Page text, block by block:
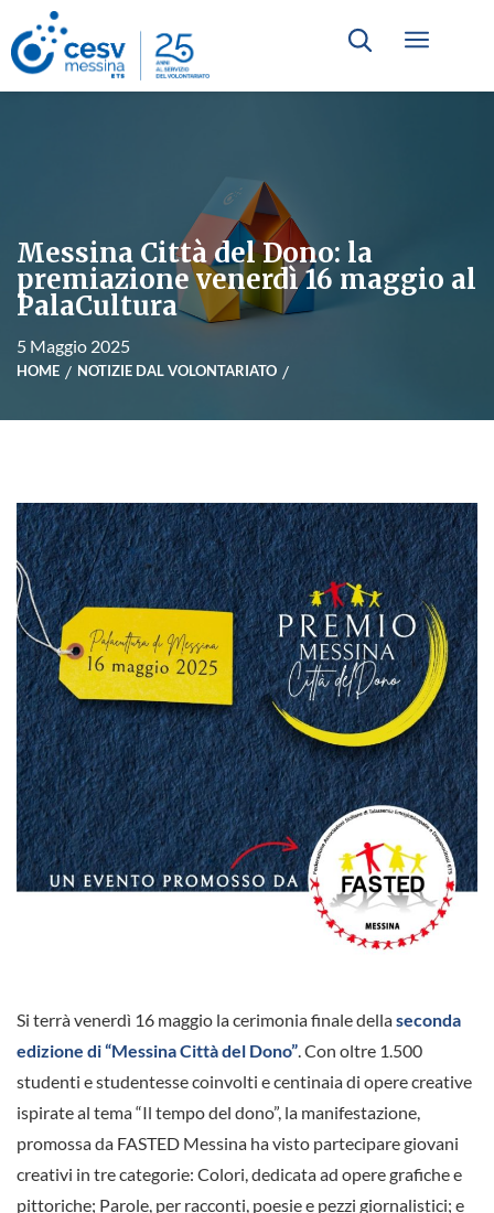
Messina Città del Dono: la
premiazione venerdì 16 maggio al
PalaCultura
5 Maggio 2025
HOME NOTIZIE DAL VOLONTARIATO
Si terrà venerdì 16 maggio la cerimonia finale dellaseconda
edizione di “Messina Città del Dono” . Con oltre 1.500
studenti e studentesse coinvolti e centinaia di opere creative
ispirate al tema “Il tempo del dono”, la manifestazione,
promossa da FASTED Messina ha visto partecipare giovani
creativi in tre categorie: Colori, dedicata ad opere grafiche e
pittoriche; Parole, per racconti, poesie e pezzi giornalistici; e